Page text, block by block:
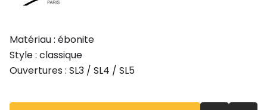
Matériau : ébonite
Style : classique
Ouvertures : SL3 / SL4 / SL5